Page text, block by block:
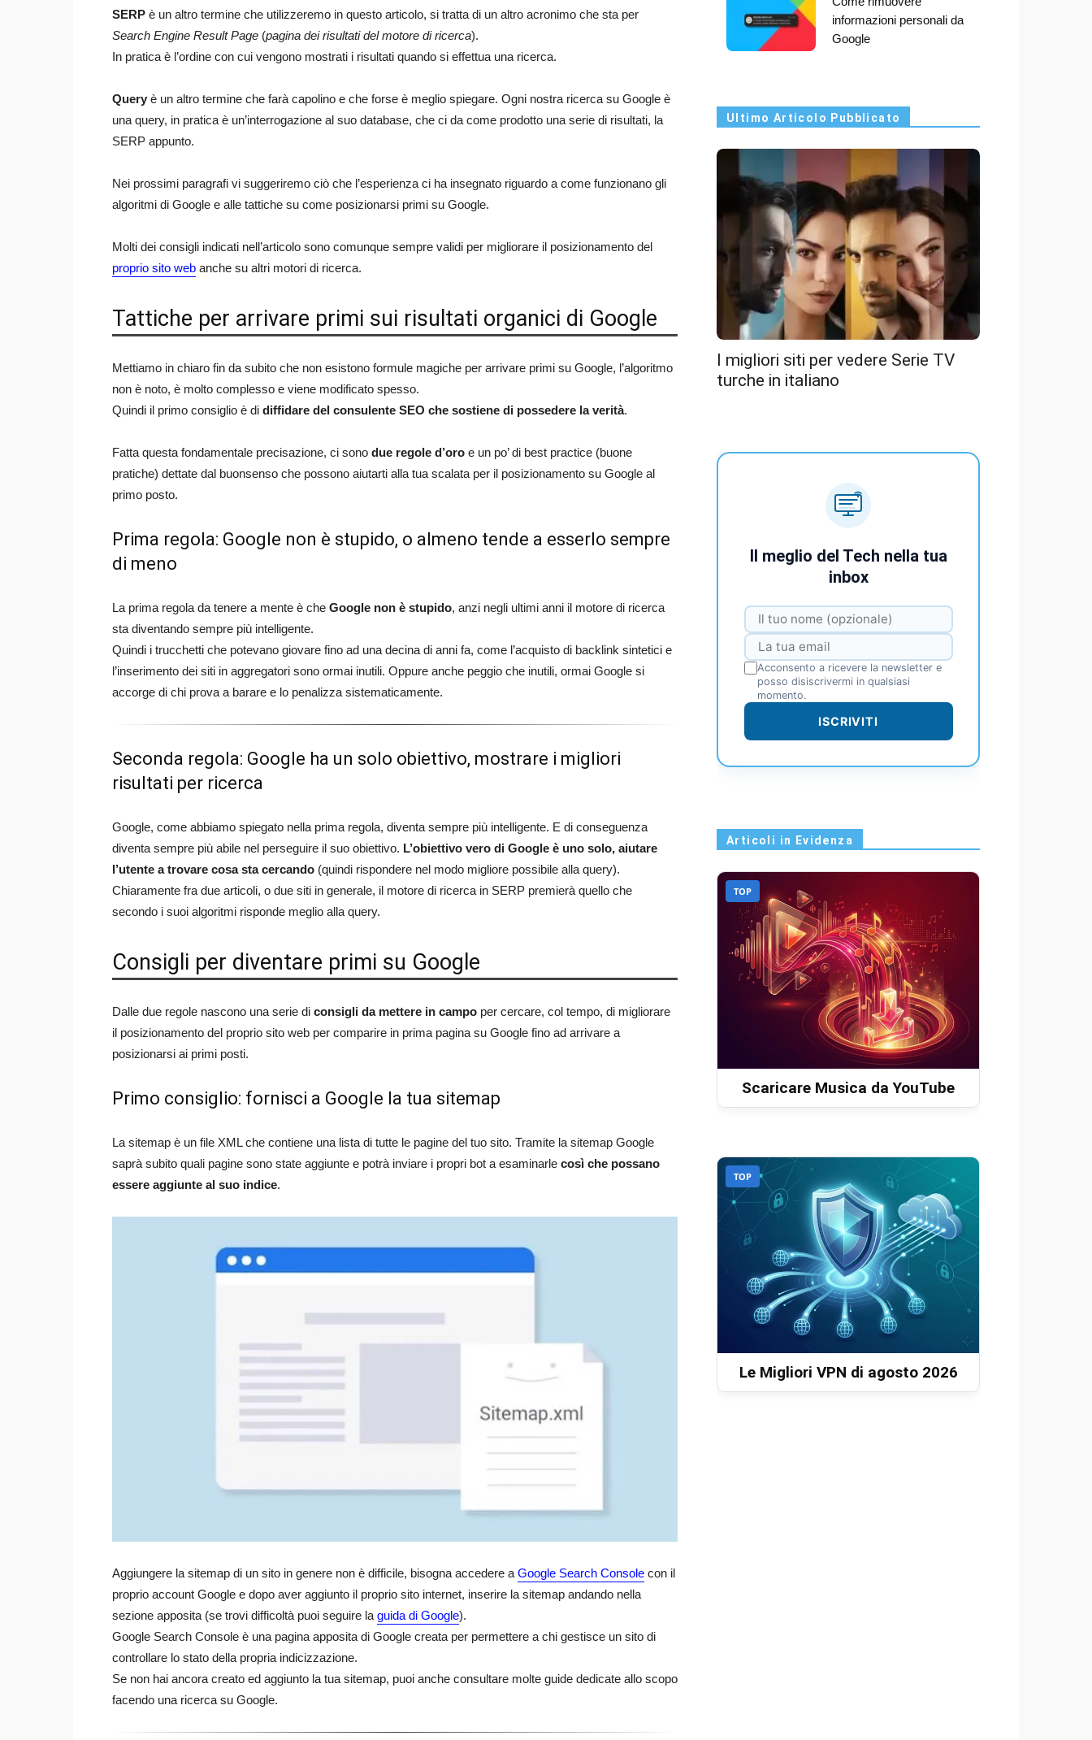
SERP è un altro termine che utilizzeremo in questo articolo, si tratta di un altro acronimo che sta per
Search Engine Result Page (pagina dei risultati del motore di ricerca).
In pratica è l’ordine con cui vengono mostrati i risultati quando si effettua una ricerca.
Query è un altro termine che farà capolino e che forse è meglio spiegare. Ogni nostra ricerca su Google è
una query, in pratica è un’interrogazione al suo database, che ci da come prodotto una serie di risultati, la
SERP appunto.
Nei prossimi paragrafi vi suggeriremo ciò che l’esperienza ci ha insegnato riguardo a come funzionano gli
algoritmi di Google e alle tattiche su come posizionarsi primi su Google.
Molti dei consigli indicati nell’articolo sono comunque sempre validi per migliorare il posizionamento del
proprio sito web anche su altri motori di ricerca.
Tattiche per arrivare primi sui risultati organici di Google
Mettiamo in chiaro fin da subito che non esistono formule magiche per arrivare primi su Google, l’algoritmo
non è noto, è molto complesso e viene modificato spesso.
Quindi il primo consiglio è di diffidare del consulente SEO che sostiene di possedere la verità.
Fatta questa fondamentale precisazione, ci sono due regole d’oro e un po’ di best practice (buone
pratiche) dettate dal buonsenso che possono aiutarti alla tua scalata per il posizionamento su Google al
primo posto.
Prima regola: Google non è stupido, o almeno tende a esserlo sempre
di meno
La prima regola da tenere a mente è che Google non è stupido, anzi negli ultimi anni il motore di ricerca
sta diventando sempre più intelligente.
Quindi i trucchetti che potevano giovare fino ad una decina di anni fa, come l’acquisto di backlink sintetici e
l’inserimento dei siti in aggregatori sono ormai inutili. Oppure anche peggio che inutili, ormai Google si
accorge di chi prova a barare e lo penalizza sistematicamente.
Seconda regola: Google ha un solo obiettivo, mostrare i migliori
risultati per ricerca
Google, come abbiamo spiegato nella prima regola, diventa sempre più intelligente. E di conseguenza
diventa sempre più abile nel perseguire il suo obiettivo. L’obiettivo vero di Google è uno solo, aiutare
l’utente a trovare cosa sta cercando (quindi rispondere nel modo migliore possibile alla query).
Chiaramente fra due articoli, o due siti in generale, il motore di ricerca in SERP premierà quello che
secondo i suoi algoritmi risponde meglio alla query.
Consigli per diventare primi su Google
Dalle due regole nascono una serie di consigli da mettere in campo per cercare, col tempo, di migliorare
il posizionamento del proprio sito web per comparire in prima pagina su Google fino ad arrivare a
posizionarsi ai primi posti.
Primo consiglio: fornisci a Google la tua sitemap
La sitemap è un file XML che contiene una lista di tutte le pagine del tuo sito. Tramite la sitemap Google
saprà subito quali pagine sono state aggiunte e potrà inviare i propri bot a esaminarle così che possano
essere aggiunte al suo indice.
Aggiungere la sitemap di un sito in genere non è difficile, bisogna accedere a Google Search Console con il
proprio account Google e dopo aver aggiunto il proprio sito internet, inserire la sitemap andando nella
sezione apposita (se trovi difficoltà puoi seguire la guida di Google).
Google Search Console è una pagina apposita di Google creata per permettere a chi gestisce un sito di
controllare lo stato della propria indicizzazione.
Se non hai ancora creato ed aggiunto la tua sitemap, puoi anche consultare molte guide dedicate allo scopo
facendo una ricerca su Google.
informazioni personali da
Google
Ultimo Articolo Pubblicato
I migliori siti per vedere Serie TV
turche in italiano
Il meglio del Tech nella tua
inbox
Acconsento a ricevere la newsletter e
posso disiscrivermi in qualsiasi
momento.
ISCRIVITI
Articoli in Evidenza
TOP
Scaricare Musica da YouTube
TOP
Le Migliori VPN di agosto 2026